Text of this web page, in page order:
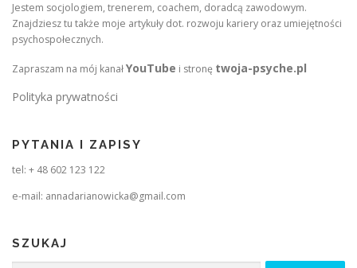
Jestem socjologiem, trenerem, coachem, doradcą zawodowym.
Znajdziesz tu także moje artykuły dot. rozwoju kariery oraz umiejętności
psychospołecznych.
Zapraszam na mój kanałYouTube i stronę twoja-psyche.pl
Polityka prywatności
PYTANIA I ZAPISY
tel: + 48 602 123 122
e-mail: annadarianowicka@gmail.com
SZUKAJ